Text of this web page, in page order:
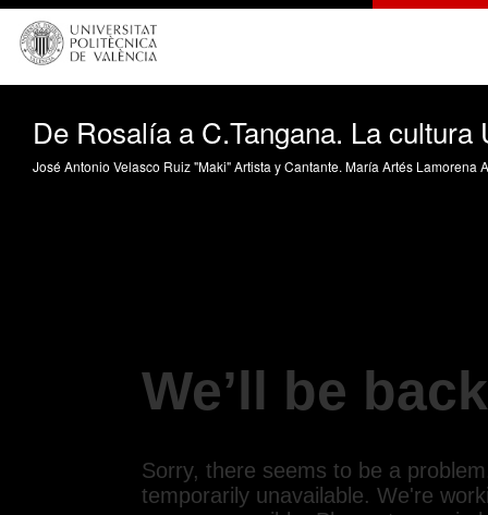
De Rosalía a C.Tangana. La cultura